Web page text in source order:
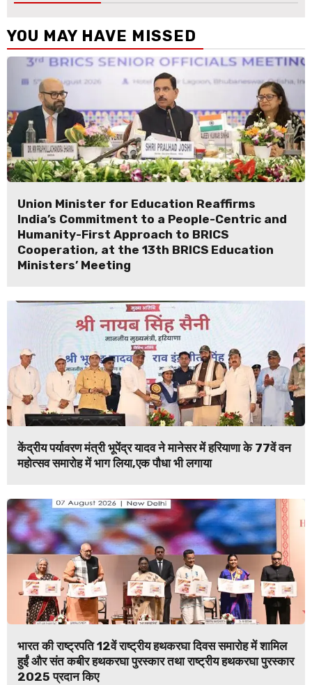
YOU MAY HAVE MISSED
Union Minister for Education Reaffirms
India’s Commitment to a People-Centric and
Humanity-First Approach to BRICS
Cooperation, at the 13th BRICS Education
Ministers’ Meeting
केंद्रीय पर्यावरण मंत्री भूपेंद्र यादव ने मानेसर में हरियाणा के 77वें वन
महोत्सव समारोह में भाग लिया,एक पौधा भी लगाया
भारत की राष्ट्रपति 12वें राष्ट्रीय हथकरघा दिवस समारोह में शामिल
हुईं और संत कबीर हथकरघा पुरस्कार तथा राष्ट्रीय हथकरघा पुरस्कार
2025 प्रदान किए